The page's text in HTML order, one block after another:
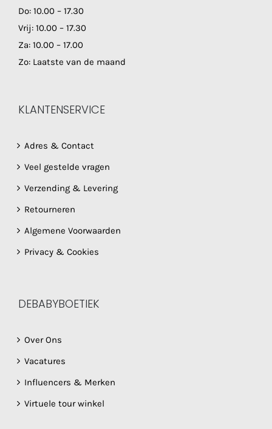
Do: 10.00 – 17.30
Vrij: 10.00 – 17.30
Za: 10.00 – 17.00
Zo: Laatste van de maand
KLANTENSERVICE
Adres & Contact
Veel gestelde vragen
Verzending & Levering
Retourneren
Algemene Voorwaarden
Privacy & Cookies
DEBABYBOETIEK
Over Ons
Vacatures
Influencers & Merken
Virtuele tour winkel